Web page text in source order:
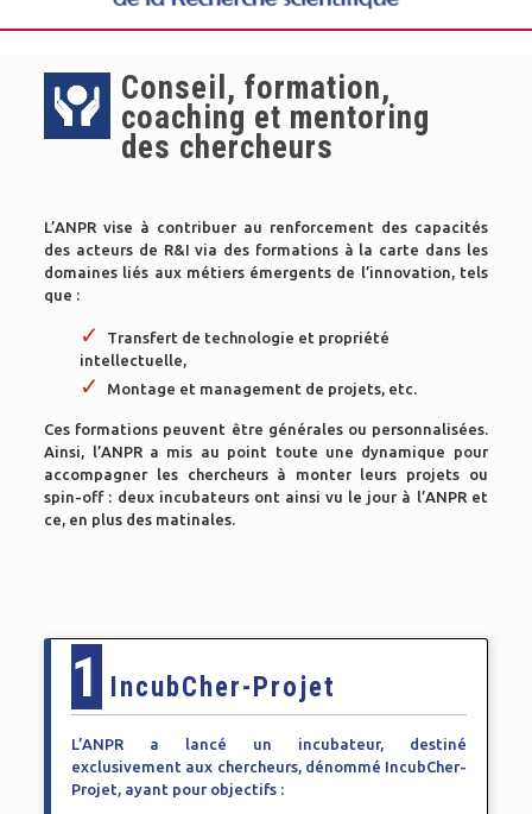
Conseil, formation,
coaching et mentoring
des chercheurs
L’ANPR vise à contribuer au renforcement des capacités
des acteurs de R&I via des formations à la carte dans les
domaines liés aux métiers émergents de l’innovation, tels
que :
Transfert de technologie et propriété
intellectuelle,
Montage et management de projets, etc.
Ces formations peuvent être générales ou personnalisées.
Ainsi, l’ANPR a mis au point toute une dynamique pour
accompagner les chercheurs à monter leurs projets ou
spin-off : deux incubateurs ont ainsi vu le jour à l’ANPR et
ce, en plus des matinales.
1 IncubCher-Projet
L’ANPR a lancé un incubateur, destiné
exclusivement aux chercheurs, dénommé IncubCher-
Projet, ayant pour objectifs :